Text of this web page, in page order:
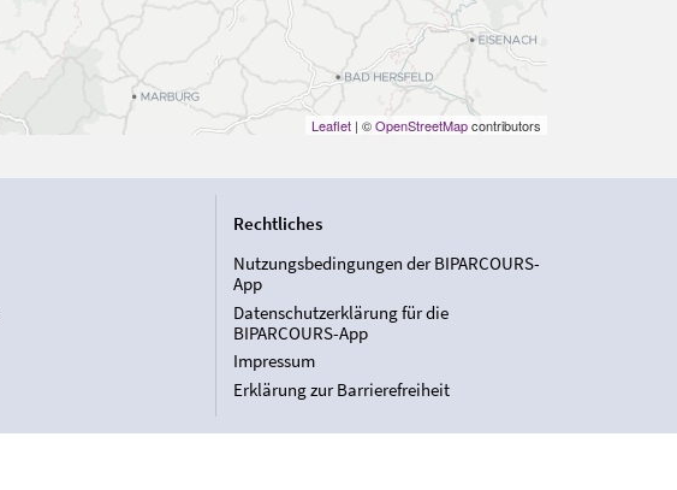
Leaflet| ©OpenStreetMapcontributors
Rechtliches
Nutzungsbedingungen der BIPARCOURS-
App
Datenschutzerklärung für die
BIPARCOURS-App
Impressum
Erklärung zur Barrierefreiheit